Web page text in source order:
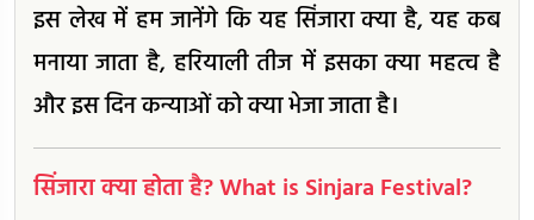
इस लेख में हम जानेंगे कि यह सिंजारा क्या है, यह कब
मनाया जाता है, हरियाली तीज में इसका क्या महत्व है
और इस दिन कन्याओं को क्या भेजा जाता है।
सिंजारा क्या होता है? What is Sinjara Festival?